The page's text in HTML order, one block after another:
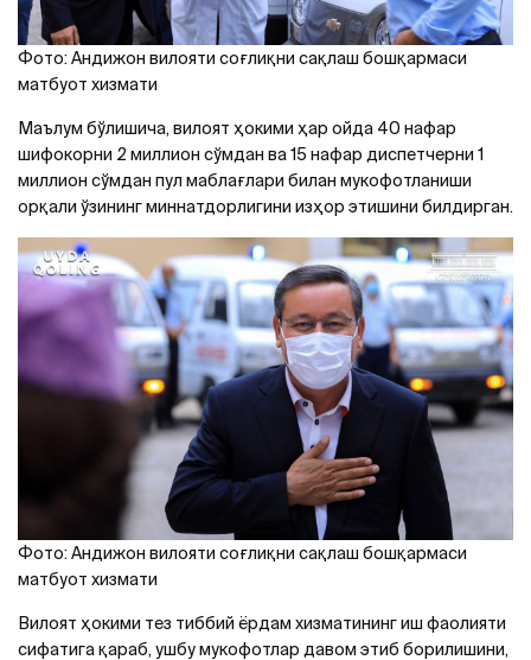
Фото: Aндижон вилояти соғлиқни сақлаш бошқармаси
матбуот хизмати
Маълум бўлишича, вилоят ҳокими ҳар ойда 40 нафар
шифокорни 2 миллион сўмдан ва 15 нафар диспетчерни 1
миллион сўмдан пул маблағлари билан мукофотланиши
орқали ўзининг миннатдорлигини изҳор этишини билдирган.
Фото: Aндижон вилояти соғлиқни сақлаш бошқармаси
матбуот хизмати
Вилоят ҳокими тез тиббий ёрдам хизматининг иш фаолияти
сифатига қараб, ушбу мукофотлар давом этиб борилишини,